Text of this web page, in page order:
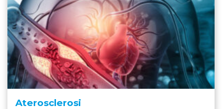
Aterosclerosi